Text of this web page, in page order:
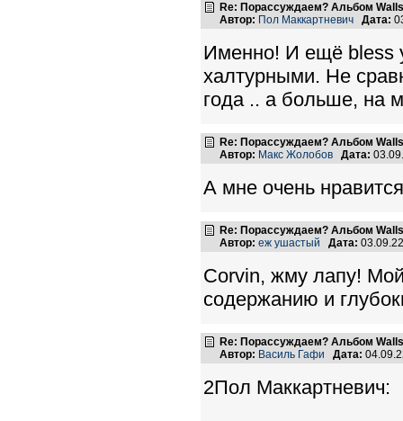
Re: Порассуждаем? Альбом
Автор: Пол Маккартневич Дата:
Именно! И ещё bless
халтурными. Не
года .. а больше, на
Re: Порассуждаем? Альбом
Автор: Макс Жолобов Дата:
А мне очень
Re: Порассуждаем? Альбом
Автор: еж ушастый Дата:
Corvin, жму лапу!
содержанию и
Re: Порассуждаем? Альбом
Автор: Василь Гафи Дата:
2Пол Маккартневич: